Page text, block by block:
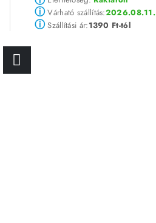
ⓘVárható szállítás:2026.08.11.
ⓘSzállítási ár:1390 Ft-tól